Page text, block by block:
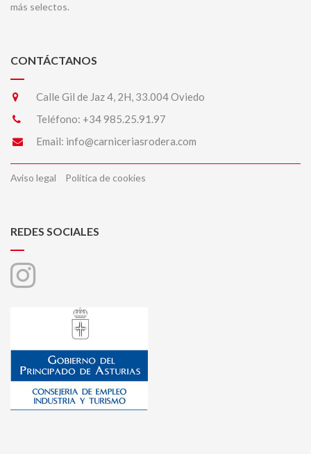
más selectos.
CONTÁCTANOS
Calle Gil de Jaz 4, 2H, 33.004 Oviedo
Teléfono: +34 985.25.91.97
Email: info@carniceriasrodera.com
Aviso legal Política de cookies
REDES SOCIALES